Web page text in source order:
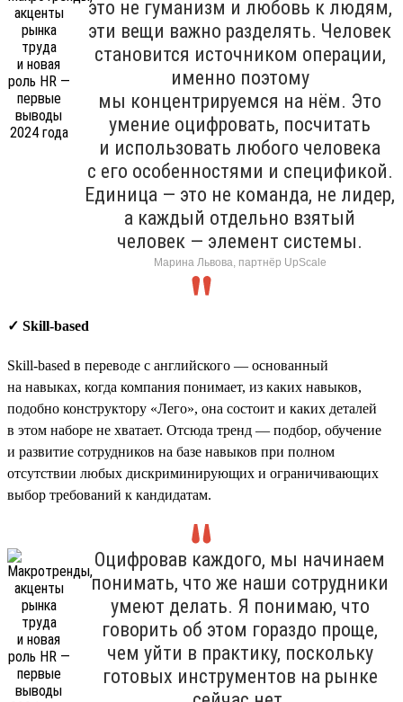
это не гуманизм и любовь к людям,
эти вещи важно разделять. Человек
становится источником операции,
именно поэтому
мы концентрируемся на нём. Это
умение оцифровать, посчитать
и использовать любого человека
с его особенностями и спецификой.
Единица — это не команда, не лидер,
а каждый отдельно взятый
человек — элемент системы.
Марина Львова, партнёр UpScale
✓ Skill-based
Skill-based в переводе с английского — основанный
на навыках, когда компания понимает, из каких навыков,
подобно конструктору «Лего», она состоит и каких деталей
в этом наборе не хватает. Отсюда тренд — подбор, обучение
и развитие сотрудников на базе навыков при полном
отсутствии любых дискриминирующих и ограничивающих
выбор требований к кандидатам.
Оцифровав каждого, мы начинаем
понимать, что же наши сотрудники
умеют делать. Я понимаю, что
говорить об этом гораздо проще,
чем уйти в практику, поскольку
готовых инструментов на рынке